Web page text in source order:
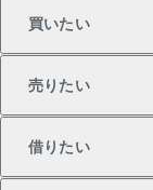
買いたい
売りたい
借りたい